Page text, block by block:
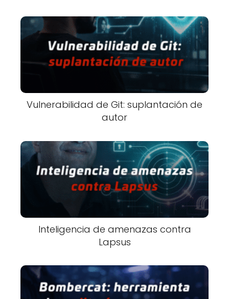
Vulnerabilidad de Git: suplantación de
autor
Inteligencia de amenazas contra
Lapsus